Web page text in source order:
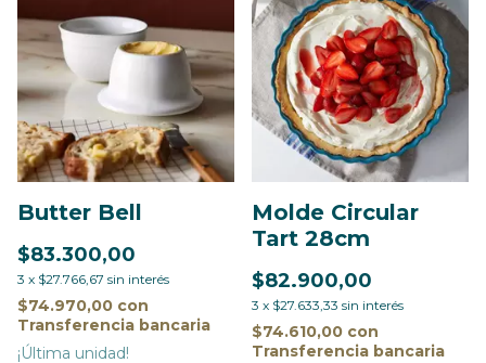
Butter Bell
$83.300,00
3 x $27.766,67 sin interés
$74.970,00 con
Transferencia bancaria
¡Última unidad!
Molde Circular
Tart 28cm
$82.900,00
3 x $27.633,33 sin interés
$74.610,00 con
Transferencia bancaria